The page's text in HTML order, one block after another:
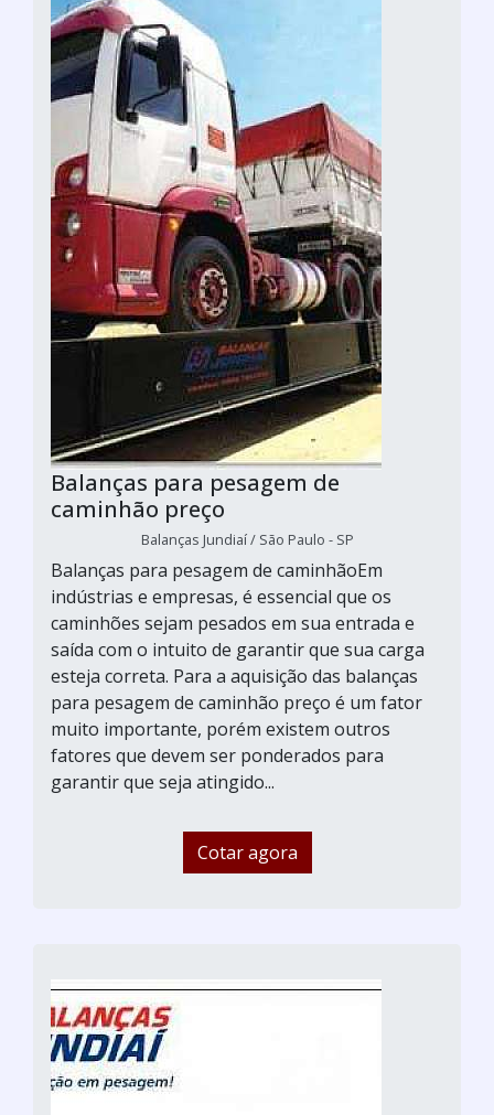
Balanças para pesagem de
caminhão preço
Balanças Jundiaí / São Paulo - SP
Balanças para pesagem de caminhãoEm
indústrias e empresas, é essencial que os
caminhões sejam pesados em sua entrada e
saída com o intuito de garantir que sua carga
esteja correta. Para a aquisição das balanças
para pesagem de caminhão preço é um fator
muito importante, porém existem outros
fatores que devem ser ponderados para
garantir que seja atingido...
Cotar agora